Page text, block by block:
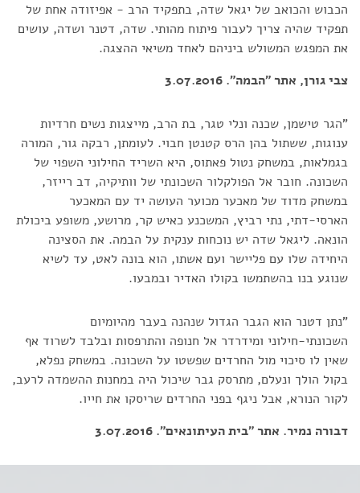
הכבוש והכואב של יגאל שדה, בתפקיד הרב - אפיזודה אחת של
תפקיד שהיה צריך לעבור פיתוח מהותי. שדה, דטנר ושדה, עושים
את המפגש המשולש ביניהם לאחד משיאי ההצגה.
צבי גורן, אתר "הבמה". 3.07.2016
"הגר טישמן, שכנה ונלי טגר, בת הרב, מייצגות נשים חרדיות
ענוגות, ששתול בהן הרס קטנטן חבוי. לעומתן, רבקה גור, המורה
בגמלאות, במשחק נטול פאתוס, היא השריד החילוני השפוי של
השכונה. חובר אל הפולקלור השכונתי של וותיקיה, דב רייזר,
במשחק מדוד של מאכער מכוער העושה יד עם המאכער
הארסי-דתי, נתי רביץ, המשכנע כאיש קר, מרושע, משופע ביכולת
הונאה. ליגאל שדה יש נוכחות ענקית על הבמה. את הסצינה
היחידה שלו עם פליישר ועם אשתו, הוא בונה לאט, עד לשיא
שנוגע בנו בהשתמשו בקולו האדיר ובמבעו.
"נתן דטנר הוא הגבר הגדול שנהנה בעבר מהיומיום
השכונתי-חילוני ומידרדר אל חנופה והתרפסות ובלבד לשרוד אף
שאין לו סיכוי מול החרדים שפשטו על השכונה. במשחק נפלא,
בקול הולך ונעלם, מתרסק גבר שיכול היה במחנות ההשמדה לרעב,
לקור הנורא, אבל ניגף בפני החרדים שריסקו את חייו.
דבורה נמיר. אתר "בית העיתונאים". 3.07.2016